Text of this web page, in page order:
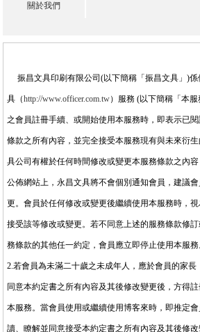
關於我們
振昌文具印刷有限公司(以下簡稱「振昌文具」)係
具（http://www.officer.com.tw）服務 (以下簡稱「本
之會員註冊手續、或開始使用本服務時，即表示已
條款之所有內容，並完全接受本服務現有與未來衍
具公司有權於任何時間修改或變更本服務條款之內
公佈網站上，永昌文具將不會個別通知會員，建議
更。會員於任何修改或變更後繼續使用本服務時，
接受該等修改或變更。若不同意上述的服務條款修
務條款的其他任一約定，會員應立即停止使用本服務
2.若會員為未滿二十歲之未成年人，應於會員的家長
同意本約定書之所有內容及其後修改變更後，方得
本服務。當會員使用或繼續使用博客來時，即推定
讀、瞭解並同意接受本約定書之所有內容及其後修改